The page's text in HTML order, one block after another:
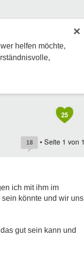
×
helfen möchte,
25
18 • Seite 1 von 1
ich mit ihm im
könnte und wir uns
gut sein kann und